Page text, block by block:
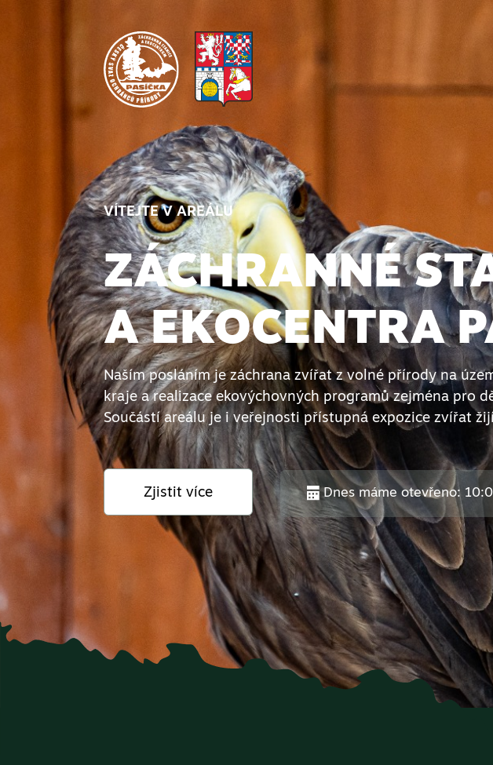
VÍTEJTE V AREÁLU
ZÁCHRANNÉ
A EKOCENTRA
Naším posláním je záchrana zvířat z volné přírody na
kraje a realizace ekovýchovných programů zejména pro
Součástí areálu je i veřejnosti přístupná expozice zvířat
Zjistit více